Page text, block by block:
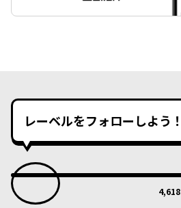
レーベルをフォローしよう！
4,618